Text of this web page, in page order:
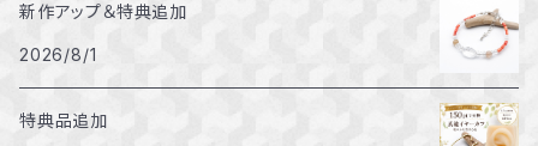
新作アップ＆特典追加
2026/8/1
特典品追加